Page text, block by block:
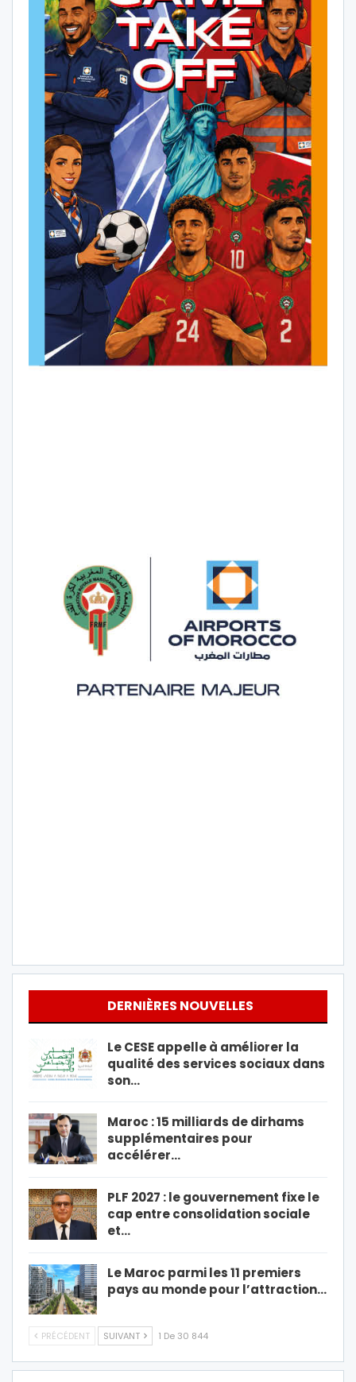
DERNIÈRES NOUVELLES
Le CESE appelle à améliorer la
qualité des services sociaux dans
son…
Maroc : 15 milliards de dirhams
supplémentaires pour
accélérer…
PLF 2027 : le gouvernement fixe le
cap entre consolidation sociale
et…
Le Maroc parmi les 11 premiers
pays au monde pour l’attraction…
PRÉCÉDENT SUIVANT 1 De 30 844